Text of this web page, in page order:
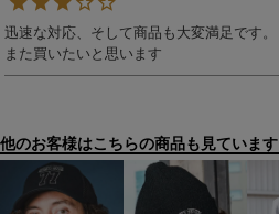
迅速な対応、そして商品も大変満足です。
また買いたいと思います
他のお客様はこちらの商品も見ています